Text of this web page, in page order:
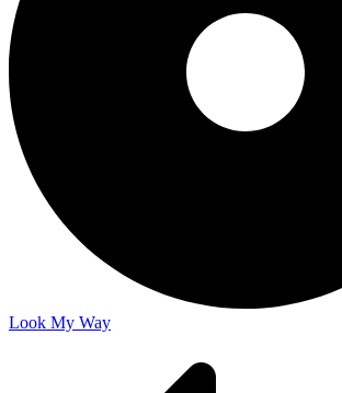
Look My Way